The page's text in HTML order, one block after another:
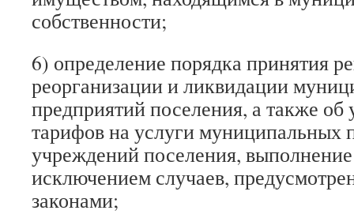
собственности;
6) определение порядка принятия
реорганизации и ликвидации
предприятий поселения, а также об
тарифов на услуги муниципальных
учреждений поселения, выполнение
исключением случаев,
законами;